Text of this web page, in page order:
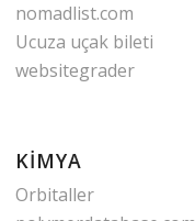
nomadlist.com
Ucuza uçak bileti
websitegrader
KIMYA
Orbitaller